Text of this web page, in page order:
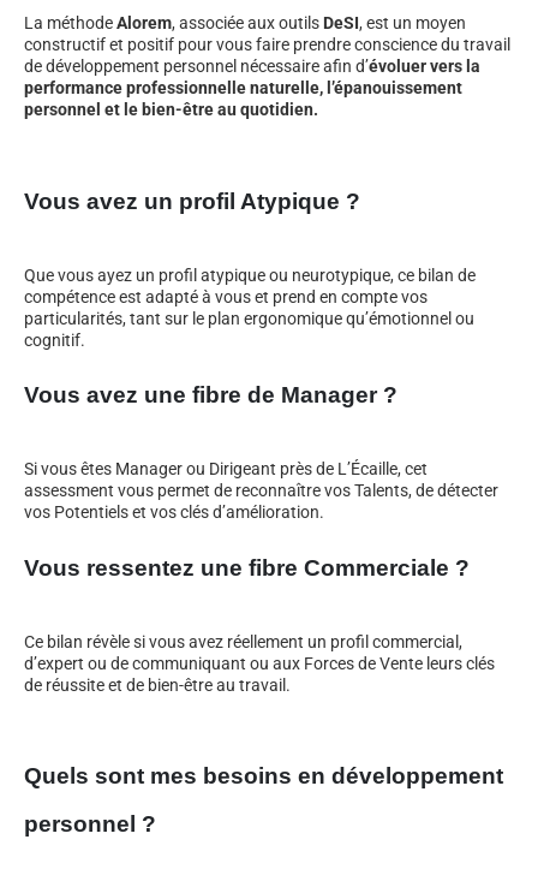
La méthodeAlorem, associée aux outils DeSI, est un moyen
constructif et positif pour vous faire prendre conscience du travail
de développement personnel nécessaire afin d’évoluer vers la
performance professionnelle naturelle, l’épanouissement
personnel et le bien-être au quotidien.
Vous avez un profil Atypique ?
Que vous ayez un profil atypique ou neurotypique, ce bilan de
compétence est adapté à vous et prend en compte vos
particularités, tant sur le plan ergonomique qu’émotionnel ou
cognitif.
Vous avez une fibre de Manager ?
Si vous êtes Manager ou Dirigeant près de L’Écaille, cet
assessment vous permet de reconnaître vos Talents, de détecter
vos Potentiels et vos clés d’amélioration.
Vous ressentez une fibre Commerciale ?
Ce bilan révèle si vous avez réellement un profil commercial,
d’expert ou de communiquant ou aux Forces de Vente leurs clés
de réussite et de bien-être au travail.
Quels sont mes besoins en développement
personnel ?